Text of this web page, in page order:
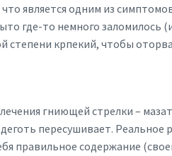
является одним из
где-то немного заломилось
степени крпекий, чтобы
гниющей стрелки –
пересушивает.
правильное содержание